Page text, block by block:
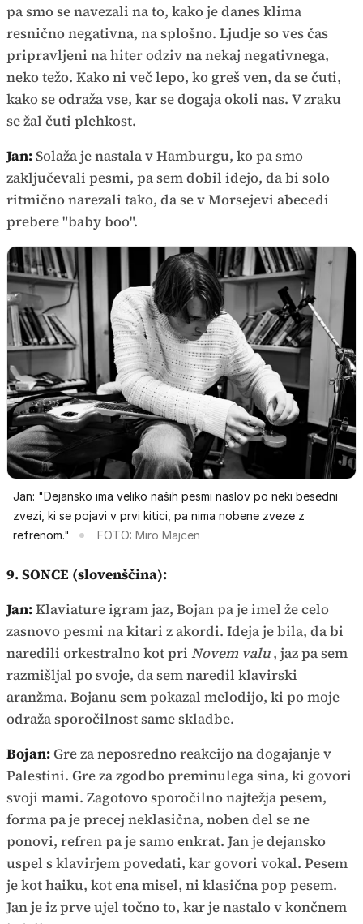
pa smo se navezali na to, kako je danes klima
resnično negativna, na splošno. Ljudje so ves čas
pripravljeni na hiter odziv na nekaj negativnega,
neko težo. Kako ni več lepo, ko greš ven, da se čuti,
kako se odraža vse, kar se dogaja okoli nas. V zraku
se žal čuti plehkost.
Jan:Solaža je nastala v Hamburgu, ko pa smo
zaključevali pesmi, pa sem dobil idejo, da bi solo
ritmično narezali tako, da se v Morsejevi abecedi
prebere "baby boo".
Jan: "Dejansko ima veliko naših pesmi naslov po neki besedni
zvezi, ki se pojavi v prvi kitici, pa nima nobene zveze z
refrenom."
FOTO: Miro Majcen
9. SONCE (slovenščina):
Jan:Klaviature igram jaz, Bojan pa je imel že celo
zasnovo pesmi na kitari z akordi. Ideja je bila, da bi
naredili orkestralno kot pri Novem valu, jaz pa sem
razmišljal po svoje, da sem naredil klavirski
aranžma. Bojanu sem pokazal melodijo, ki po moje
odraža sporočilnost same skladbe.
Bojan:Gre za neposredno reakcijo na dogajanje v
Palestini. Gre za zgodbo preminulega sina, ki govori
svoji mami. Zagotovo sporočilno najtežja pesem,
forma pa je precej neklasična, noben del se ne
ponovi, refren pa je samo enkrat. Jan je dejansko
uspel s klavirjem povedati, kar govori vokal. Pesem
je kot haiku, kot ena misel, ni klasična pop pesem.
Jan je iz prve ujel točno to, kar je nastalo v končnem